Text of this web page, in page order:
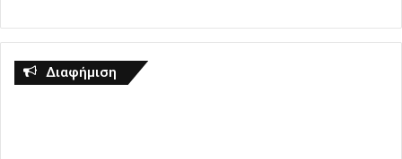
Διαφήμιση